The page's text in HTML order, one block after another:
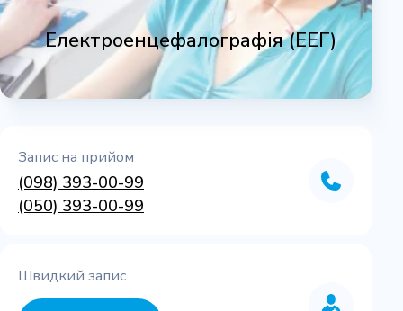
Електроенцефалографія (ЕЕГ)
Запис на прийом
(098) 393-00-99
(050) 393-00-99
Швидкий запис